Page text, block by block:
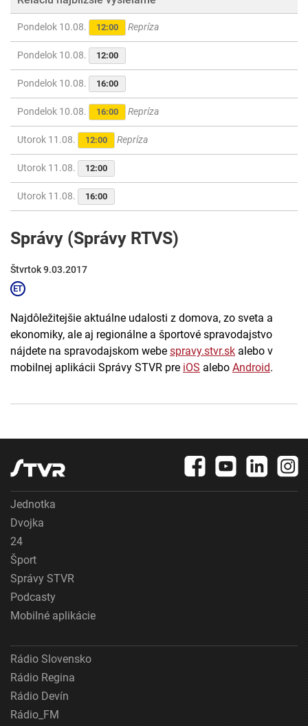
Pondelok 10.08. 12:00 Repríza
Pondelok 10.08. 12:00
Pondelok 10.08. 16:00
Pondelok 10.08. 16:00 Repríza
Utorok 11.08. 12:00 Repríza
Utorok 11.08. 12:00
Utorok 11.08. 16:00
Správy (Správy RTVS)
Štvrtok 9.03.2017
Najdôležitejšie aktuálne udalosti z domova, zo sveta a
ekonomiky, ale aj regionálne a športové spravodajstvo
nájdete na spravodajskom webe spravy.stvr.sk alebo v
mobilnej aplikácii Správy STVR pre iOS alebo Android.
Jednotka
Dvojka
24
Šport
Správy STVR
Podcasty
Mobilné aplikácie
Rádio Slovensko
Rádio Regina
Rádio Devín
Rádio_FM